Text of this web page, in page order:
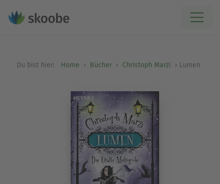
Du bist hier: Home Bücher Christoph Marzi Lumen